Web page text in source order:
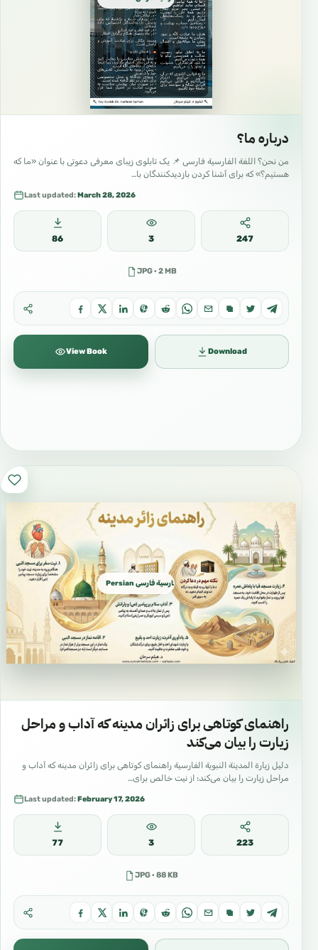
درباره ما؟
من نحن؟ اللغة الفارسية فارسی 📌 یک تابلوی زیبای معرفی دعوتی با عنوان «ما که
هستیم؟» که برای آشنا کردن بازدیدکنندگان با…
Last updated:March 28, 2026
86 3 247
JPG · 2 MB
View Book Download
Persian فارسية فارسی Farsi
راهنمای کوتاهی برای زائران مدینه که آداب و مراحل
زیارت را بیان می‌کند
دليل زيارة المدينة النبوية الفارسية راهنمای کوتاهی برای زائران مدینه که آداب و
مراحل زیارت را بیان می‌کند؛ از نیت خالص برای…
Last updated:February 17, 2026
77 3 223
JPG · 88 KB